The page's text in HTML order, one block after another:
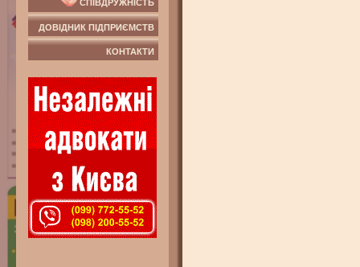
СПІВДРУЖНІСТЬ
ДОВІДНИК ПІДПРИЄМСТВ
КОНТАКТИ